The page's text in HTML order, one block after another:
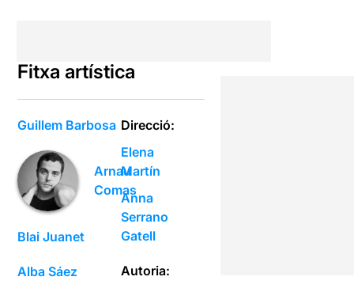
Fitxa artística
Guillem Barbosa
Arnau
Comas
Blai Juanet
Alba Sáez
Direcció:
Elena
Martín
Anna
Serrano
Gatell
Autoria: